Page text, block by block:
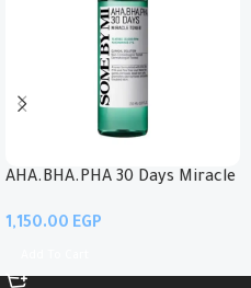
AHA.BHA.PHA 30 Days Miracle
EGP